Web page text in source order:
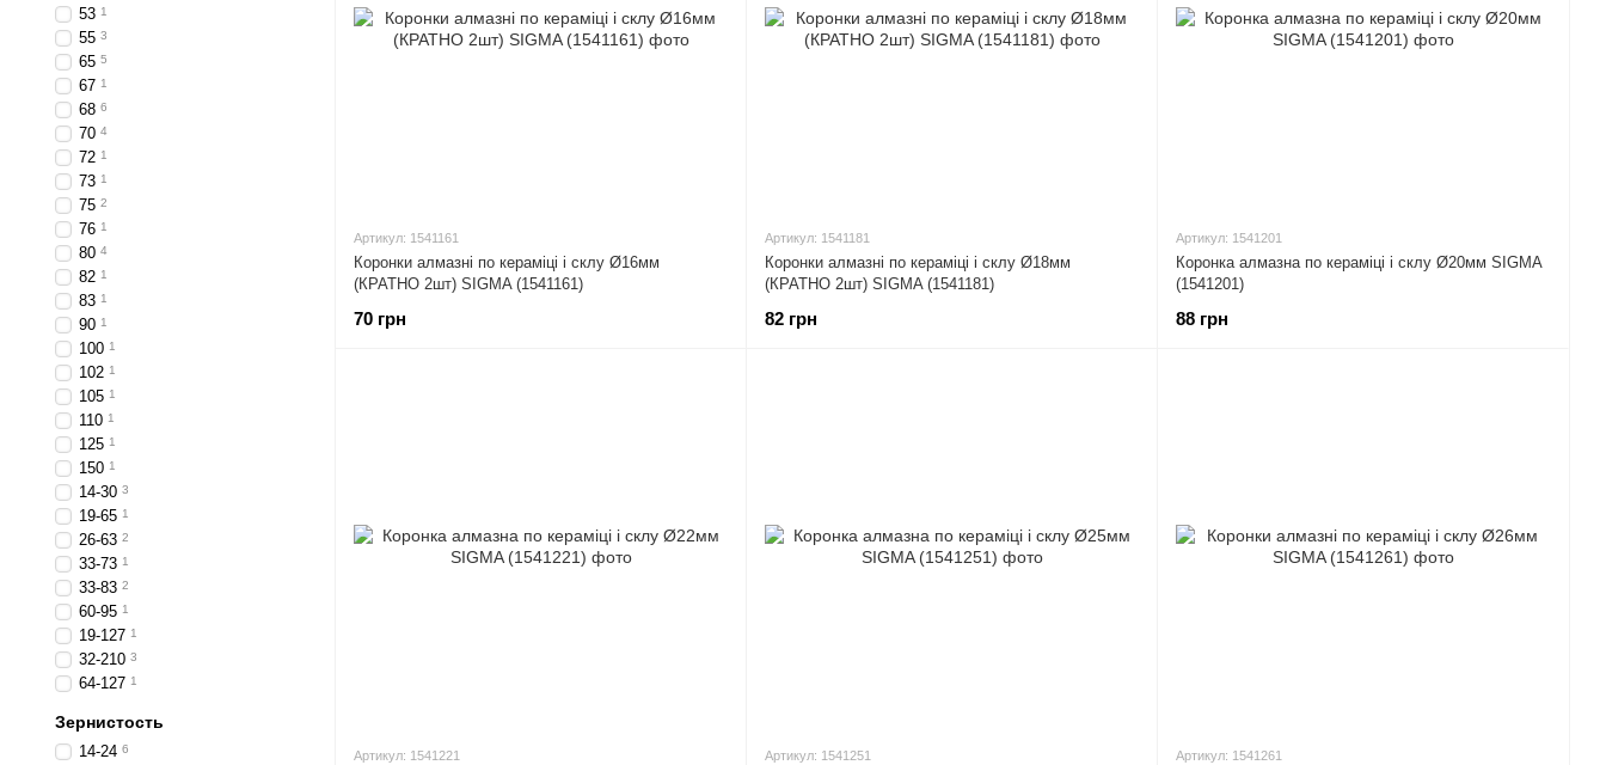
Артикул: 1541161
Коронки алмазні по кераміці і склу Ø16мм
(КРАТНО 2шт) SIGMA (1541161)
70 грн
Артикул: 1541181
Коронки алмазні по кераміці і склу Ø18мм
(КРАТНО 2шт) SIGMA (1541181)
82 грн
Артикул: 1541201
Коронка алмазна по кераміці і склу Ø20мм SIGMA
(1541201)
88 грн
Артикул: 1541221 Артикул: 1541251 Артикул: 1541261
53 1
55 3
65 5
67 1
68 6
70 4
72 1
73 1
75 2
76 1
80 4
82 1
83 1
90 1
100 1
102 1
105 1
110 1
125 1
150 1
14-30 3
19-65 1
26-63 2
33-73 1
33-83 2
60-95 1
19-127 1
32-210 3
64-127 1
Зернистость
14-24 6